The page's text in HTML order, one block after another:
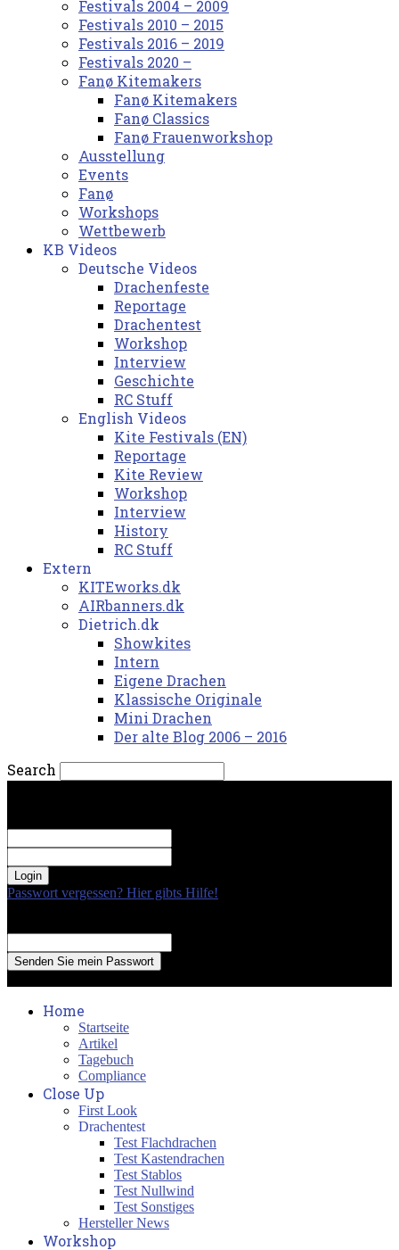
Festivals 2004 – 2009
Festivals 2010 – 2015
Festivals 2016 – 2019
Festivals 2020 –
Fanø Kitemakers
Fanø Kitemakers
Fanø Classics
Fanø Frauenworkshop
Ausstellung
Events
Fanø
Workshops
Wettbewerb
KB Videos
Deutsche Videos
Drachenfeste
Reportage
Drachentest
Workshop
Interview
Geschichte
RC Stuff
English Videos
Kite Festivals (EN)
Reportage
Kite Review
Workshop
Interview
History
RC Stuff
Extern
KITEworks.dk
AIRbanners.dk
Dietrich.dk
Showkites
Intern
Eigene Drachen
Klassische Originale
Mini Drachen
Der alte Blog 2006 – 2016
Search
Passwort vergessen? Hier gibts Hilfe!
Home
Startseite
Artikel
Tagebuch
Compliance
Close Up
First Look
Drachentest
Test Flachdrachen
Test Kastendrachen
Test Stablos
Test Nullwind
Test Sonstiges
Hersteller News
Workshop